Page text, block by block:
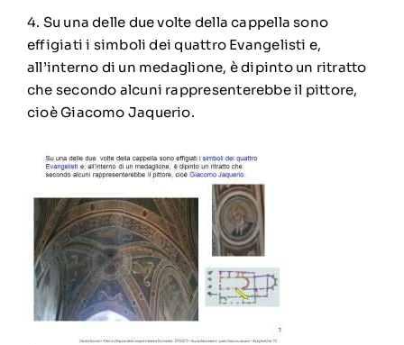
4. Su una delle due volte della cappella sono
effigiati i simboli dei quattro Evangelisti e,
all’interno di un medaglione, è dipinto un ritratto
che secondo alcuni rappresenterebbe il pittore,
cioè Giacomo Jaquerio.